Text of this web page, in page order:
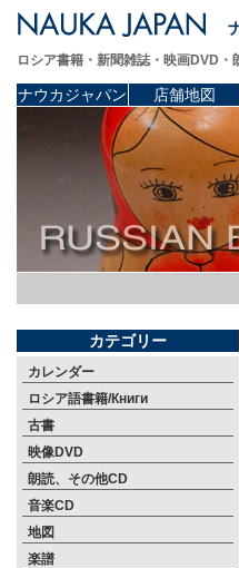
ロシア書籍・新聞雑誌・映画DVD
ナウカジャパン 店舗地図
カテゴリー
カレンダー
ロシア語書籍/Книги
古書
映像DVD
朗読、その他CD
音楽CD
地図
楽譜